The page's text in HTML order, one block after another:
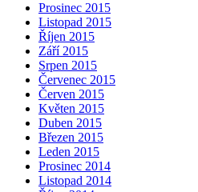
Prosinec 2015
Listopad 2015
Říjen 2015
Září 2015
Srpen 2015
Červenec 2015
Červen 2015
Květen 2015
Duben 2015
Březen 2015
Leden 2015
Prosinec 2014
Listopad 2014